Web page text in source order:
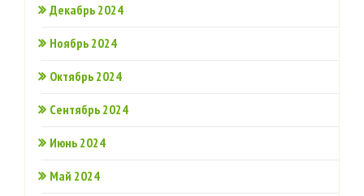
Декабрь 2024
Ноябрь 2024
Октябрь 2024
Сентябрь 2024
Июнь 2024
Май 2024